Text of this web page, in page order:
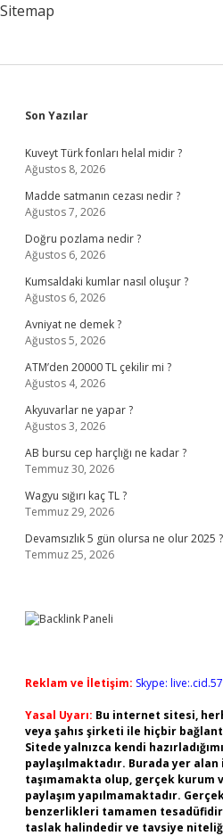
Sitemap
Sidebar
Son Yazılar
Kuveyt Türk fonları helal midir ?
Ağustos 8, 2026
Madde satmanın cezası nedir ?
Ağustos 7, 2026
Doğru pozlama nedir ?
Ağustos 6, 2026
Kumsaldaki kumlar nasıl oluşur ?
Ağustos 6, 2026
Avniyat ne demek ?
Ağustos 5, 2026
ATM’den 20000 TL çekilir mi ?
Ağustos 4, 2026
Akyuvarlar ne yapar ?
Ağustos 3, 2026
AB bursu cep harçlığı ne kadar ?
Temmuz 30, 2026
Wagyu sığırı kaç TL ?
Temmuz 29, 2026
Devamsızlık 5 gün olursa ne olur 2025 ?
Temmuz 25, 2026
Reklam ve İletişim: Skype:
Yasal Uyarı: Bu internet sitesi,
veya şahıs şirketi ile hiçbir
Sitede yalnızca kendi
paylaşılmaktadır. Burada yer
taşımamakta olup, gerçek kurum
paylaşım yapılmamaktadır.
benzerlikleri tamamen
taslak halindedir ve tavsiye